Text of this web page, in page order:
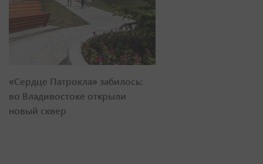
«Сердце Патрокла» забилось:
во Владивостоке открыли
новый сквер